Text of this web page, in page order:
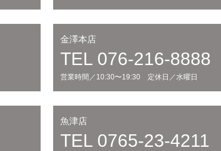
金澤本店
TEL 076-216-8888
営業時間／10:30〜19:30 定休日／水曜日
魚津店
TEL 0765-23-4211